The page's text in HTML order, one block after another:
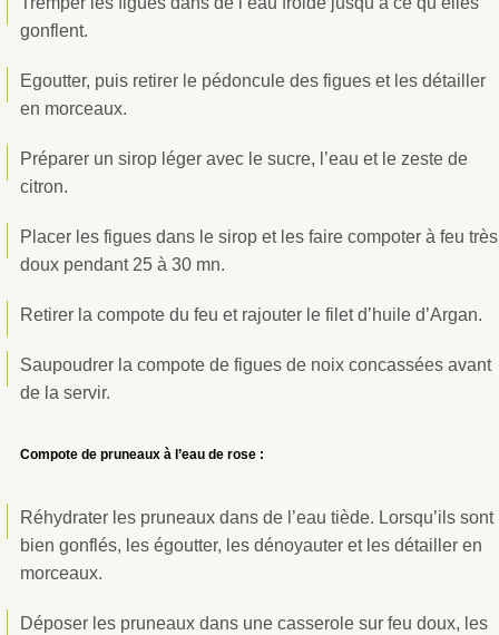
gonflent.
Egoutter, puis retirer le pédoncule des figues et les détailler
en morceaux.
Préparer un sirop léger avec le sucre, l’eau et le zeste de
citron.
Placer les figues dans le sirop et les faire compoter à feu très
doux pendant 25 à 30 mn.
Retirer la compote du feu et rajouter le filet d’huile d’Argan.
Saupoudrer la compote de figues de noix concassées avant
de la servir.
Compote de pruneaux à l’eau de rose :
Réhydrater les pruneaux dans de l’eau tiède. Lorsqu’ils sont
bien gonflés, les égoutter, les dénoyauter et les détailler en
morceaux.
Déposer les pruneaux dans une casserole sur feu doux, les